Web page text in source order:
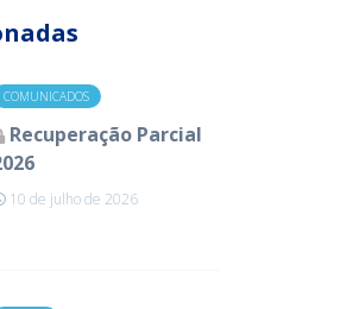
COMUNICADOS
Recuperação Parcial
10 de julho de 2026